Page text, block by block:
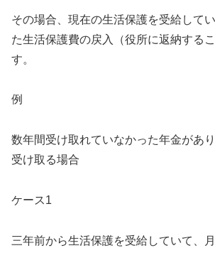
その場合、現在の生活保護を受給して
た生活保護費の戻入（役所に返納する
す。
例
数年間受け取れていなかった年金があ
受け取る場合
ケース1
三年前から生活保護を受給していて、